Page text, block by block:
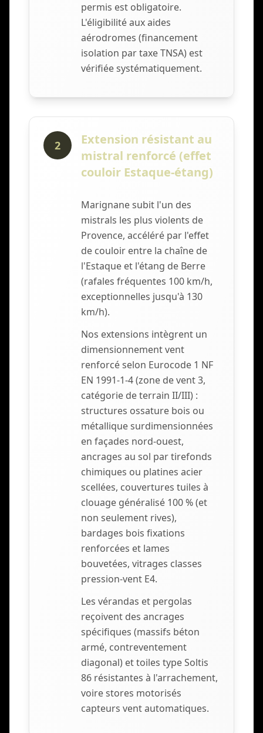
permis est obligatoire.
L'éligibilité aux aides
aérodromes (financement
isolation par taxe TNSA) est
vérifiée systématiquement.
2
Extension résistant au
mistral renforcé (effet
couloir Estaque-étang)
Marignane subit l'un des
mistrals les plus violents de
Provence, accéléré par l'effet
de couloir entre la chaîne de
l'Estaque et l'étang de Berre
(rafales fréquentes 100 km/h,
exceptionnelles jusqu'à 130
km/h).
Nos extensions intègrent un
dimensionnement vent
renforcé selon Eurocode 1 NF
EN 1991-1-4 (zone de vent 3,
catégorie de terrain II/III) :
structures ossature bois ou
métallique surdimensionnées
en façades nord-ouest,
ancrages au sol par tirefonds
chimiques ou platines acier
scellées, couvertures tuiles à
clouage généralisé 100 % (et
non seulement rives),
bardages bois fixations
renforcées et lames
bouvetées, vitrages classes
pression-vent E4.
Les vérandas et pergolas
reçoivent des ancrages
spécifiques (massifs béton
armé, contreventement
diagonal) et toiles type Soltis
86 résistantes à l'arrachement,
voire stores motorisés
capteurs vent automatiques.